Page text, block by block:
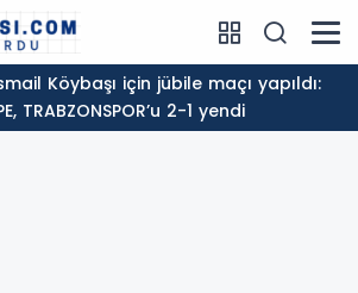
TRABZONSPOR’u 2-1 yendi